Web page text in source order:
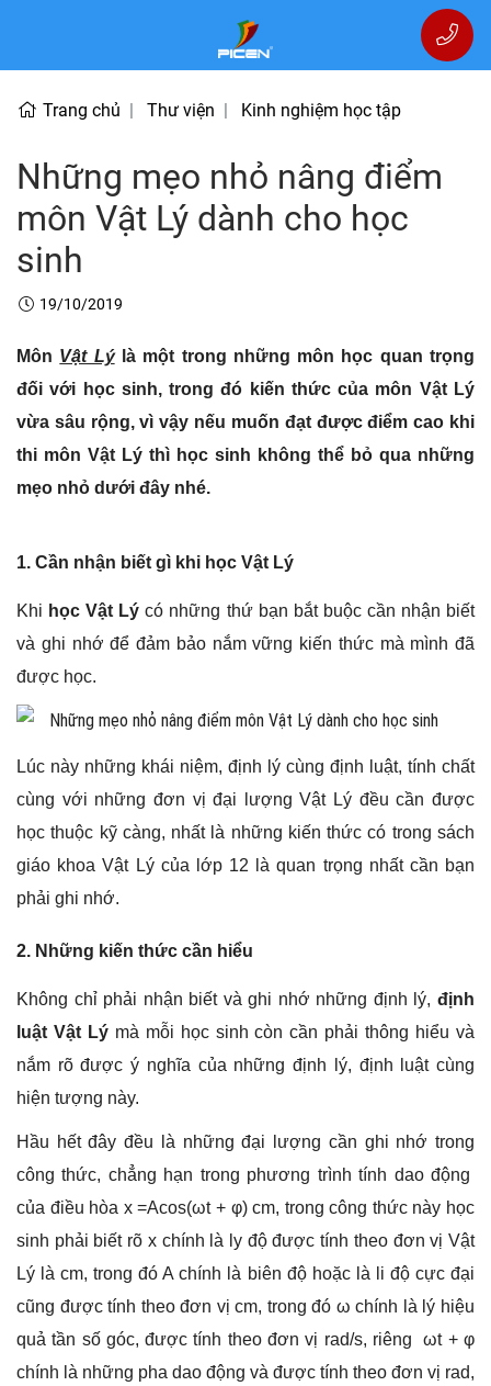
Trang chủ Thư viện Kinh nghiệm học tập
Những mẹo nhỏ nâng điểm
môn Vật Lý dành cho học
sinh
19/10/2019
Môn Vật Lýlà một trong những môn học quan trọng
đối với học sinh, trong đó kiến thức của môn Vật Lý
vừa sâu rộng, vì vậy nếu muốn đạt được điểm cao khi
thi môn Vật Lý thì học sinh không thể bỏ qua những
mẹo nhỏ dưới đây nhé.
1. Cần nhận biết gì khi học Vật Lý
Khi học Vật Lý có những thứ bạn bắt buộc cần nhận biết
và ghi nhớ để đảm bảo nắm vững kiến thức mà mình đã
được học.
Lúc này những khái niệm, định lý cùng định luật, tính chất
cùng với những đơn vị đại lượng Vật Lý đều cần được
học thuộc kỹ càng, nhất là những kiến thức có trong sách
giáo khoa Vật Lý của lớp 12 là quan trọng nhất cần bạn
phải ghi nhớ.
2. Những kiến thức cần hiểu
Không chỉ phải nhận biết và ghi nhớ những định lý, định
luật Vật Lýmà mỗi học sinh còn cần phải thông hiểu và
nắm rõ được ý nghĩa của những định lý, định luật cùng
hiện tượng này.
Hầu hết đây đều là những đại lượng cần ghi nhớ trong
công thức, chẳng hạn trong phương trình tính dao động
của điều hòa x =Acos(ωt + φ) cm, trong công thức này học
sinh phải biết rõ x chính là ly độ được tính theo đơn vị Vật
Lý là cm, trong đó A chính là biên độ hoặc là li độ cực đại
cũng được tính theo đơn vị cm, trong đó ω chính là lý hiệu
quả tần số góc, được tính theo đơn vị rad/s, riêng ωt + φ
chính là những pha dao động và được tính theo đơn vị rad,